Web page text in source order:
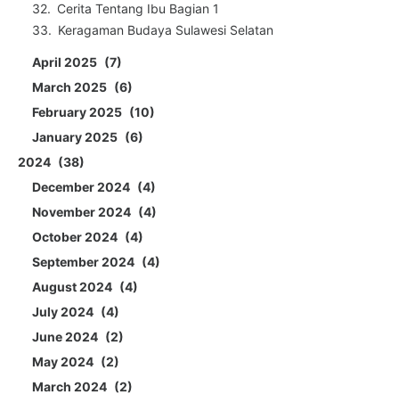
Cerita Tentang Ibu Bagian 1
Keragaman Budaya Sulawesi Selatan
April 2025
7
March 2025
6
February 2025
10
January 2025
6
2024
38
December 2024
4
November 2024
4
October 2024
4
September 2024
4
August 2024
4
July 2024
4
June 2024
2
May 2024
2
March 2024
2